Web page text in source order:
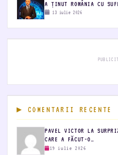
A ȚINUT ROMÂNIA CU
13 iulie 2026
COMENTARII RECENTE
PAVEL VICTOR LA
CARE A FĂCUT-O…
19 iulie 2026